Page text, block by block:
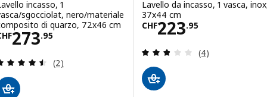
incasso, 1
sgocciolat, nero/materiale
di quarzo, 72x46 cm
273.95CHF 273.95
Recensione: 4.5 fuori da 5 stelle. Totale
(2)
Lavello da incasso, 1 vasca,
37x44 cm
CHF223.95
Prezzo CHF
Recensione:
(4)